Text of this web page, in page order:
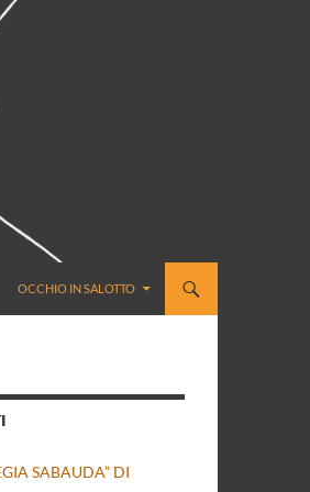
OCCHIO IN SALOTTO
SABAUDA” DI